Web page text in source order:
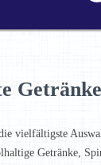
vielfältigste
Getränke,